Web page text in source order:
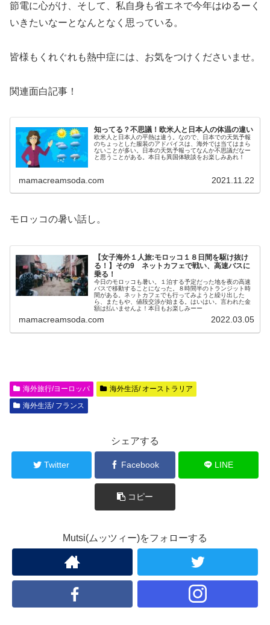
節電に心がけ、そして、私自身も省エネで今年はゆるーく
いきたいなーとなんとなく思っている。
皆様もくれぐれも熱中症には、お気をつけくださいませ。
関連面白記事！
知ってる？不思議！欧米人と日本人の体温の違い
欧米人と日本人の平熱は違う。なので、日本での天気予報
のちょっとした服装のアドバイスは、海外では当てはまら
ないことが多い。日本の天気予報ってなんか不思議だなー
と思うことがある。本日も異国体験談をお楽しみあれ！
mamacreamsoda.com 2021.11.22
モロッコの暑い話し。
【女子海外１人旅:モロッコ１８日間を駆け抜け
る！】その9 ネットカフェで戦い、高速バスに
乗る！
今日のモロッコも暑い。１泊する予定だった地を夜の高速
バスで移動することになった。８時間半のトランジット時
間がある。ネットカフェでも行ってみようと繰り出した
ら、またもや、値段交渉が始まる。はいはい。言われた金
額は払いませんよ！本日もお楽しみーー
mamacreamsoda.com 2022.03.05
海外旅行/ヨーロッパ
海外生活/ オーストラリア
海外生活/ フランス
シェアする
Twitter Facebook LINE
コピー
Mutsi(ムッツィー)をフォローする